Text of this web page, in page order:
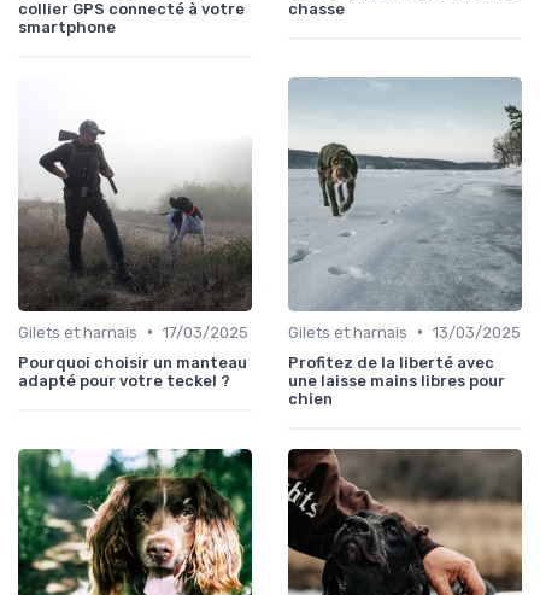
collier GPS connecté à votre
smartphone
chasse
Gilets et harnais • 17/03/2025
Pourquoi choisir un manteau
adapté pour votre teckel ?
Gilets et harnais • 13/03/2025
Profitez de la liberté avec
une laisse mains libres pour
chien